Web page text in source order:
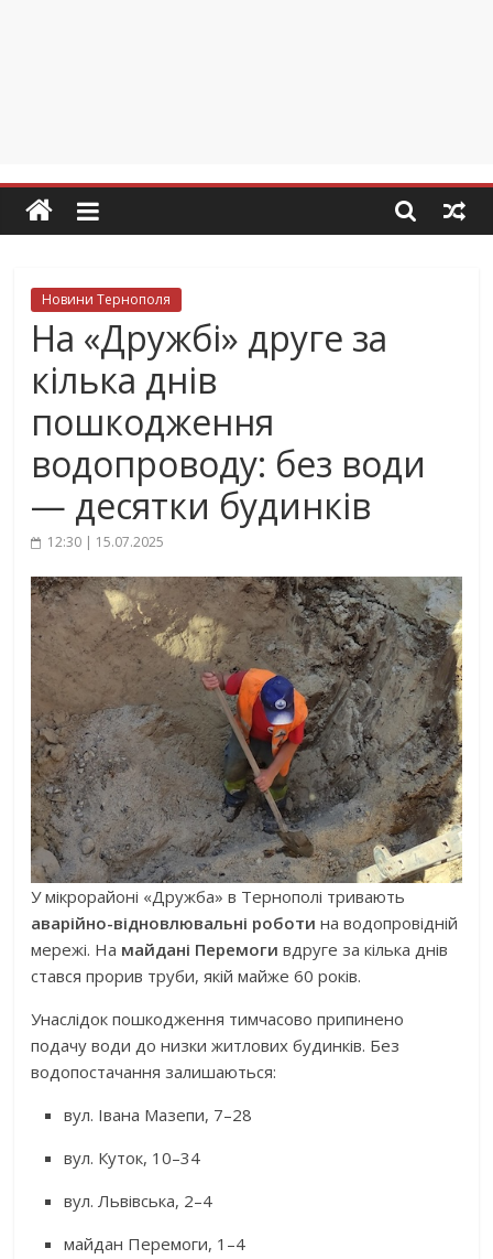
Новини Тернополя
На «Дружбі» друге за
кілька днів
пошкодження
водопроводу: без води
— десятки будинків
12:30 | 15.07.2025
У мікрорайоні «Дружба» в Тернополі тривають
аварійно-відновлювальні роботи на водопровідній
мережі. На майдані Перемоги вдруге за кілька днів
стався прорив труби, якій майже 60 років.
Унаслідок пошкодження тимчасово припинено
подачу води до низки житлових будинків. Без
водопостачання залишаються:
вул. Івана Мазепи, 7–28
вул. Куток, 10–34
вул. Львівська, 2–4
майдан Перемоги, 1–4